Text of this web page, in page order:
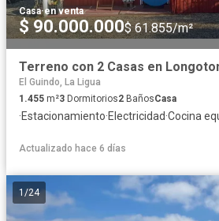
Casa·en venta
$ 90.000.000$ 61.855/m²
Terreno con 2 Casas en
El Guindo, La Ligua
1.455 m²3 Dormitorios2 BañosCasa
·Estacionamiento·Electricidad·Cocina
Actualizado hace 6 días
1/24